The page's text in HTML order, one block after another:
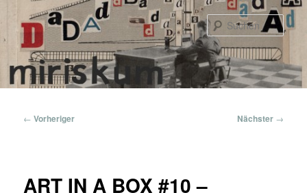
primären
Inhalt
springen
Beitragsnavigation
← Vorheriger Nächster →
ART IN A BOX #10 –